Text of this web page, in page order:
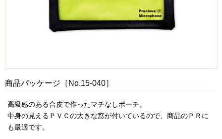
商品パッケージ［No.15-040］
高級感のある合皮で作ったマチなしポーチ。
中身の見えるＰＶＣの大きな窓が付いているので、商品のＰＲに
も最適です。